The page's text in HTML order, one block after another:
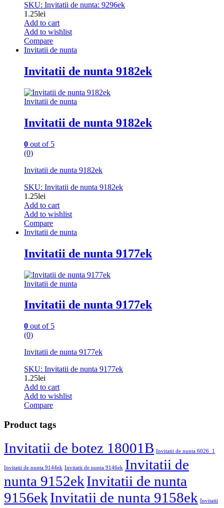
SKU: Invitatii de nunta: 9296ek
1.25lei
Add to cart
Add to wishlist
Compare
Invitatii de nunta
Invitatii de nunta 9182ek
Invitatii de nunta
Invitatii de nunta 9182ek
0 out of 5
(0)
Invitatii de nunta 9182ek
SKU: Invitatii de nunta 9182ek
1.25lei
Add to cart
Add to wishlist
Compare
Invitatii de nunta
Invitatii de nunta 9177ek
Invitatii de nunta
Invitatii de nunta 9177ek
0 out of 5
(0)
Invitatii de nunta 9177ek
SKU: Invitatii de nunta 9177ek
1.25lei
Add to cart
Add to wishlist
Compare
Product tags
Invitatii de botez 18001B Invitatii de nunta 6026_1
Invitatii de nunta 9144ek Invitatii de nunta 9146ek Invitatii de
nunta 9152ekInvitatii de nunta
9156ekInvitatii de nunta 9158ek Invitatii